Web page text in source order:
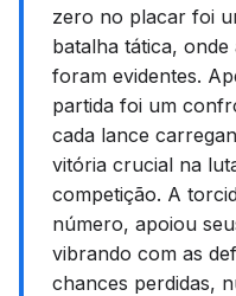
zero no placar foi
batalha tática,
foram evidentes.
partida foi um
cada lance
vitória crucial na
competição. A
número, apoiou
vibrando com as
chances perdidas,